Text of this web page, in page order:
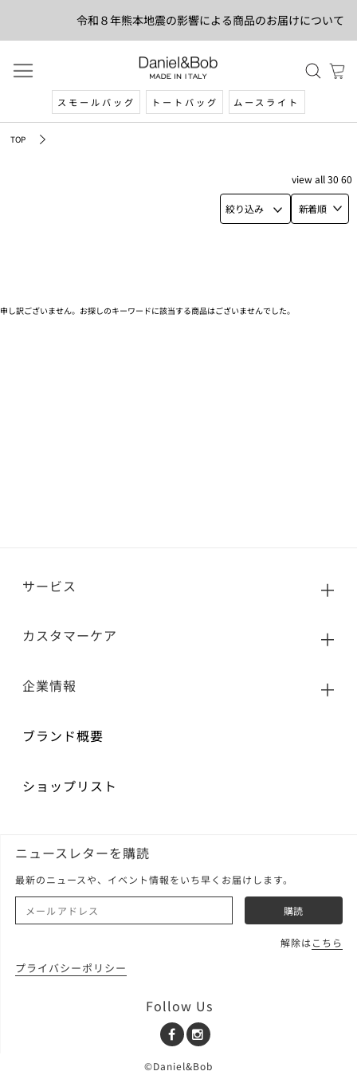
令和８年熊本地震の影響による商品のお届けについて
スモールバッグ トートバッグ ムースライト
TOP
絞り込み 新着順
viewall30 60
申し訳ございません。お探しのキーワードに該当する商品はございませんでした。
サービス
カスタマーケア
企業情報
ブランド概要
ショップリスト
ニュースレターを購読
最新のニュースや、イベント情報をいち早くお届けします。
解除はこちら
プライバシーポリシー
Follow Us
Facebook
Instagram
©Daniel&Bob